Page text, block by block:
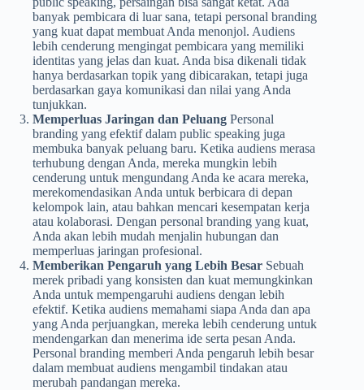
banyak pembicara di luar sana, tetapi personal branding
yang kuat dapat membuat Anda menonjol. Audiens
lebih cenderung mengingat pembicara yang memiliki
identitas yang jelas dan kuat. Anda bisa dikenali tidak
hanya berdasarkan topik yang dibicarakan, tetapi juga
berdasarkan gaya komunikasi dan nilai yang Anda
tunjukkan.
Memperluas Jaringan dan Peluang Personal
branding yang efektif dalam public speaking juga
membuka banyak peluang baru. Ketika audiens merasa
terhubung dengan Anda, mereka mungkin lebih
cenderung untuk mengundang Anda ke acara mereka,
merekomendasikan Anda untuk berbicara di depan
kelompok lain, atau bahkan mencari kesempatan kerja
atau kolaborasi. Dengan personal branding yang kuat,
Anda akan lebih mudah menjalin hubungan dan
memperluas jaringan profesional.
Memberikan Pengaruh yang Lebih Besar Sebuah
merek pribadi yang konsisten dan kuat memungkinkan
Anda untuk mempengaruhi audiens dengan lebih
efektif. Ketika audiens memahami siapa Anda dan apa
yang Anda perjuangkan, mereka lebih cenderung untuk
mendengarkan dan menerima ide serta pesan Anda.
Personal branding memberi Anda pengaruh lebih besar
dalam membuat audiens mengambil tindakan atau
merubah pandangan mereka.